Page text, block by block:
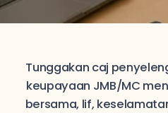
Tunggakan caj
keupayaan JMB/MC
bersama, lif,